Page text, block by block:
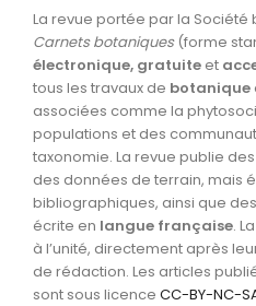
Ressources
Actualités et calendrier
Contact
La revue portée par la Société
Carnets botaniques (forme
électronique, gratuite et
tous les travaux de botanique
associées comme la
populations et des
taxonomie. La revue publie
des données de terrain, mais
bibliographiques, ainsi que
écrite en langue française.
à l’unité, directement après
de rédaction. Les articles
sont sous licence CC-BY-NC-